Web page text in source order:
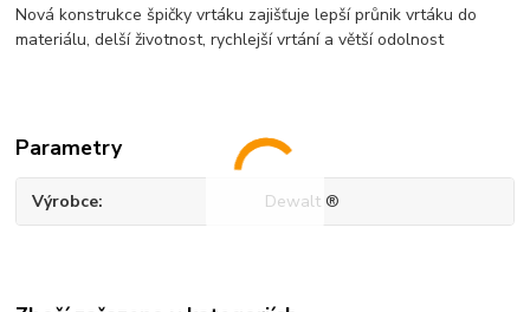
Nová konstrukce špičky vrtáku zajišťuje lepší průnik vrtáku do
materiálu, delší životnost, rychlejší vrtání a větší odolnost
Parametry
Výrobce Dewalt ®